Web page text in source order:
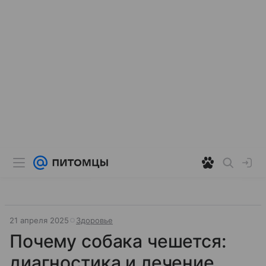
21 апреля 2025 Здоровье
Почему собака чешется: